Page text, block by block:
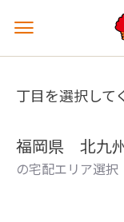
メ
ュ
を
丁目を選択して
福岡県 北九
の宅配エリア選択